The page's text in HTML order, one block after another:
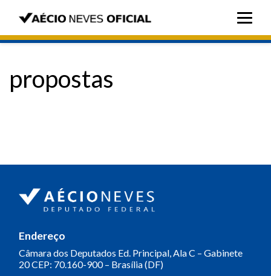
propostas
Endereço
Câmara dos Deputados Ed. Principal, Ala C – Gabinete
20CEP: 70.160-900 – Brasília (DF)